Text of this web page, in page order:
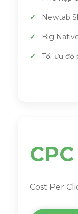
Newtab
Big
Tối ưu độ
CPC
Cost Per